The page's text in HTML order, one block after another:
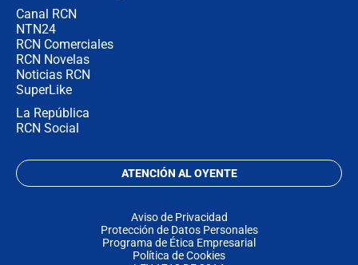
Canal RCN
NTN24
RCN Comerciales
RCN Novelas
Noticias RCN
SuperLike
La República
RCN Social
ATENCIÓN AL OYENTE
Aviso de Privacidad
Protección de Datos Personales
Programa de Ética Empresarial
Política de Cookies